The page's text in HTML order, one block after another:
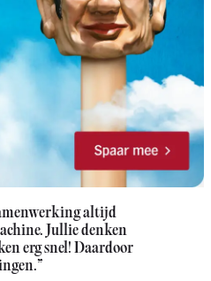
altijd
Jullie denken
erg snel! Daardoor
”